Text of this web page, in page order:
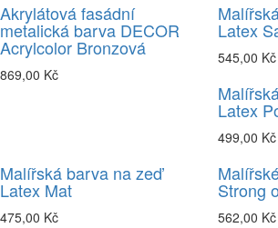
Akrylátová fasádní
metalická barva DECOR
Acrylcolor Bronzová
869,00 Kč
Latex
545,00 Kč
Latex
499,00 Kč
Malířská barva na zeď
Latex Mat
475,00 Kč
Strong
562,00 Kč